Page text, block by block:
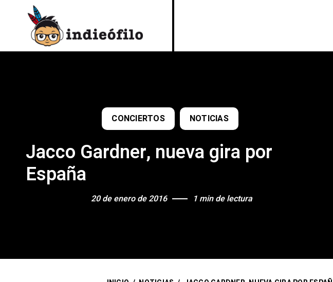
CONCIERTOS NOTICIAS
Jacco Gardner, nueva gira por
España
20 de enero de 2016 1 min de lectura